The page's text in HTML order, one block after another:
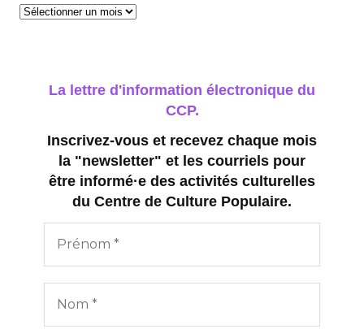
Archives
La lettre d'information électronique du
CCP.
Inscrivez-vous et recevez chaque mois
la "newsletter" et les courriels pour
être informé·e des activités culturelles
du Centre de Culture Populaire.